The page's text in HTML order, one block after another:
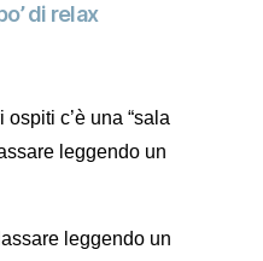
di relax
c’è una “sala
leggendo un
leggendo un